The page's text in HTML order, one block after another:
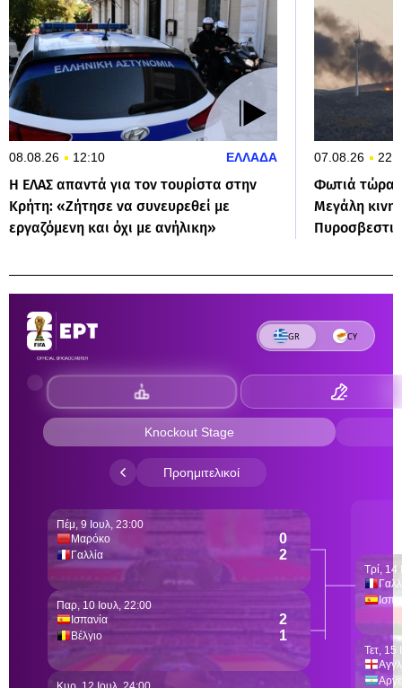
08.08.26 12:10 ΕΛΛΑΔΑ
Η ΕΛΑΣ απαντά για τον τουρίστα στην
Κρήτη: «Ζήτησε να συνευρεθεί με
εργαζόμενη και όχι με ανήλικη»
07.08.26
Φωτιά τώρα
Μεγάλη